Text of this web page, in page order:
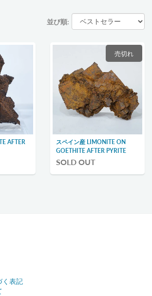
並び順:
AFTER
売切れ
スペイン産 LIMONITE ON
GOETHITE AFTER PYRITE
SOLD OUT
く表記